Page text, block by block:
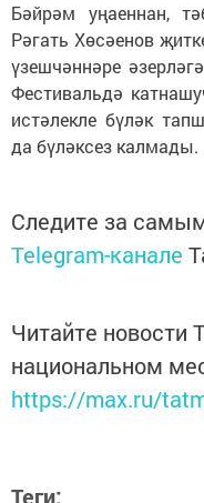
Бәйрәм уңаеннан,
Рәгать Хөсәенов
үзешчәннәре
Фестивальдә
истәлекле бүләк
да бүләксез калмады.
Следите за
Telegram-канале
Читайте новости
национальном
https://max.ru/
Теги: